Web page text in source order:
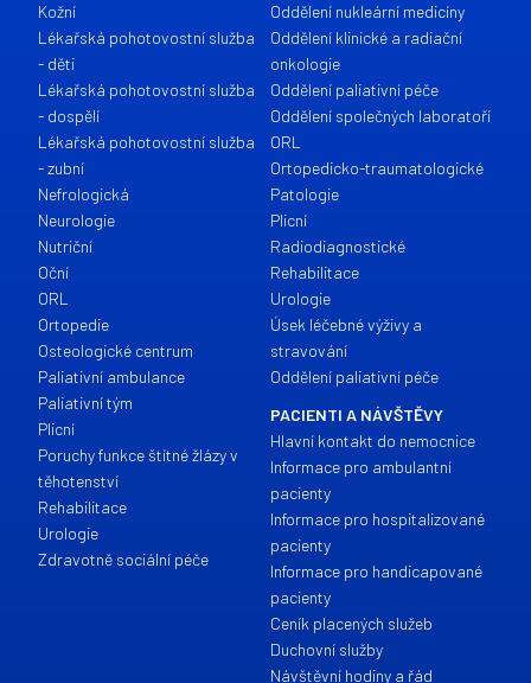
Kožní
Lékařská pohotovostní služba
- děti
Lékařská pohotovostní služba
- dospělí
Lékařská pohotovostní služba
- zubní
Nefrologická
Neurologie
Nutriční
Oční
ORL
Ortopedie
Osteologické centrum
Paliativní ambulance
Paliativní tým
Plicní
Poruchy funkce štítné žlázy v
těhotenství
Rehabilitace
Urologie
Zdravotně sociální péče
Oddělení nukleární medicíny
Oddělení klinické a radiační
onkologie
Oddělení paliativní péče
Oddělení společných laboratoří
ORL
Ortopedicko-traumatologické
Patologie
Plicní
Radiodiagnostické
Rehabilitace
Urologie
Úsek léčebné výživy a
stravování
Oddělení paliativní péče
PACIENTI A NÁVŠTĚVY
Hlavní kontakt do nemocnice
Informace pro ambulantní
pacienty
Informace pro hospitalizované
pacienty
Informace pro handicapované
pacienty
Ceník placených služeb
Duchovní služby
Návštěvní hodiny a řád